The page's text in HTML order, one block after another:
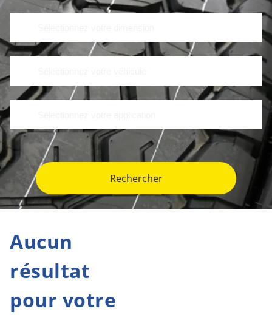
Rechercher
Aucun
résultat
pour votre